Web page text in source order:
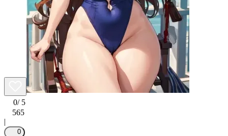
0/ 5
565
|
0